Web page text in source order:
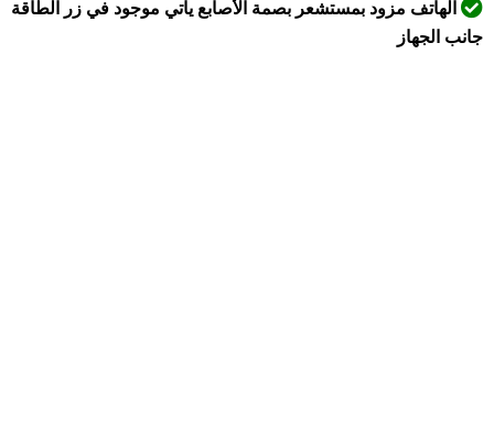
الهاتف مزود بمستشعر بصمة الأصابع يأتي موجود في زر الطاقة
جانب الجهاز